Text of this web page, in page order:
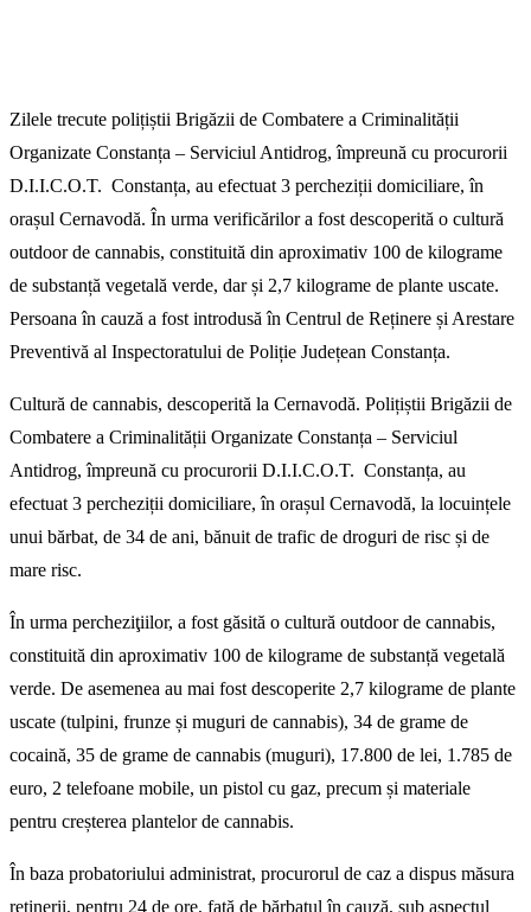
Zilele trecute polițiștii Brigăzii de Combatere a Criminalității
Organizate Constanța – Serviciul Antidrog, împreună cu procurorii
D.I.I.C.O.T. Constanța, au efectuat 3 percheziții domiciliare, în
orașul Cernavodă. În urma verificărilor a fost descoperită o cultură
outdoor de cannabis, constituită din aproximativ 100 de kilograme
de substanță vegetală verde, dar și 2,7 kilograme de plante uscate.
Persoana în cauză a fost introdusă în Centrul de Reținere și Arestare
Preventivă al Inspectoratului de Poliție Județean Constanța.
Cultură de cannabis, descoperită la Cernavodă. Polițiștii Brigăzii de
Combatere a Criminalității Organizate Constanța – Serviciul
Antidrog, împreună cu procurorii D.I.I.C.O.T. Constanța, au
efectuat 3 percheziții domiciliare, în orașul Cernavodă, la locuințele
unui bărbat, de 34 de ani, bănuit de trafic de droguri de risc și de
mare risc.
În urma percheziţiilor, a fost găsită o cultură outdoor de cannabis,
constituită din aproximativ 100 de kilograme de substanță vegetală
verde. De asemenea au mai fost descoperite 2,7 kilograme de plante
uscate (tulpini, frunze și muguri de cannabis), 34 de grame de
cocaină, 35 de grame de cannabis (muguri), 17.800 de lei, 1.785 de
euro, 2 telefoane mobile, un pistol cu gaz, precum și materiale
pentru creșterea plantelor de cannabis.
În baza probatoriului administrat, procurorul de caz a dispus măsura
reținerii, pentru 24 de ore, față de bărbatul în cauză, sub aspectul